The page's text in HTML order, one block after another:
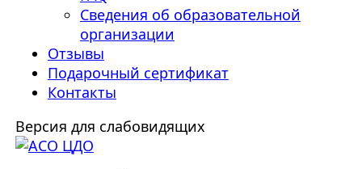
Сведения об образовательной
организации
Отзывы
Подарочный сертификат
Контакты
Версия для слабовидящих